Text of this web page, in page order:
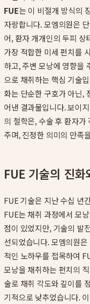
FUE는 이 비절개 방식의
자랑합니다. 모엠의원은
어, 환자 개개인의 두피
가장 적합한 미세 펀치를
하고, 주변 모낭에 영향을
으로 채취하는 핵심 기술
화는 단순한 구호가 아닌,
어낸 결과물입니다. 보이
의 철학은, 수술 후 환자가
주며, 진정한 의미의 만족
FUE 기술의 진
FUE 기술은 지난 수십 년
FUE는 채취 과정에서 모
점이 있었지만, 기술의 발
선되었습니다. 모엠의원
적인 노하우를 접목하여
모낭을 채취하는 펀치의
술로 채취 각도와 깊이를
기적으로 낮추었습니다.